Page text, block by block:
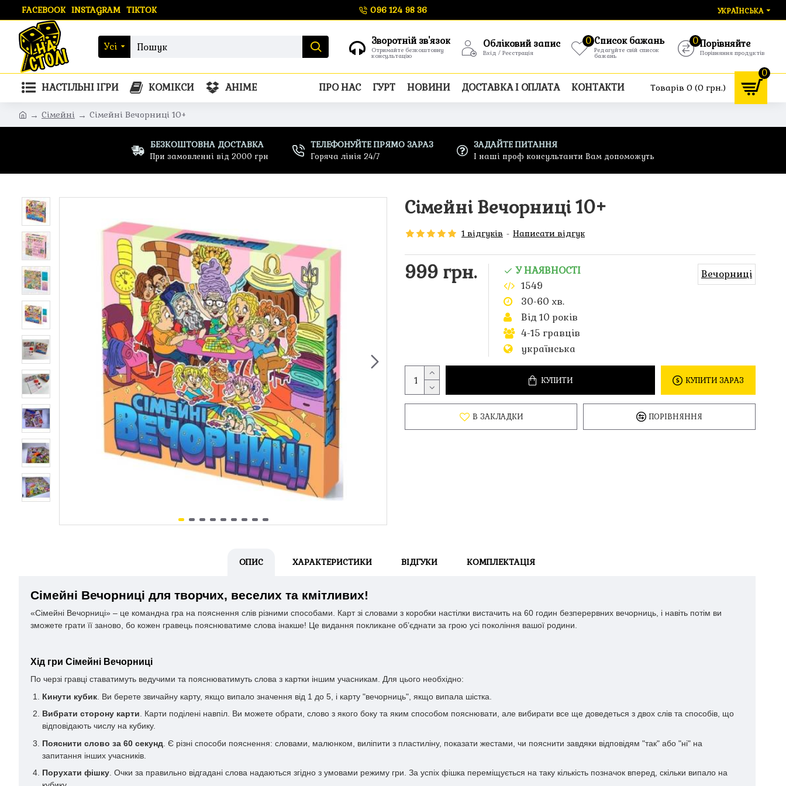
FACEBOOK INSTAGRAM TIKTOK 096 124 98 36 УКРАЇНСЬКА
Усі
Зворотній зв'язок
Отримайте безкоштовну
консультацію
Обліковий запис
Вхід / Реєстрація
Список бажань
Редагуйте свій список
бажань
0 Порівняйте
Порівняння продуктів
0
НАСТІЛЬНІ ІГРИ КОМІКСИ АНІМЕ ПРО НАС ГУРТ НОВИНИ ДОСТАВКА І ОПЛАТА КОНТАКТИ Товарів 0 (0 грн.)
0
Сімейні Сімейні Вечорниці 10+
БЕЗКОШТОВНА ДОСТАВКА
При замовленні від 2000 грн
ТЕЛЕФОНУЙТЕ ПРЯМО ЗАРАЗ
Горяча лінія 24/7
ЗАДАЙТЕ ПИТАННЯ
І наші проф консультанти Вам допоможуть
Сімейні Вечорниці 10+
1 відгуків - Написати відгук
999 грн.
У НАЯВНОСТІ
1549
30-60 хв.
Від 10 років
4-15 гравців
українська
Вечорниці
КУПИТИ КУПИТИ ЗАРАЗ
В ЗАКЛАДКИ ПОРІВНЯННЯ
ОПИС ХАРАКТЕРИСТИКИ ВІДГУКИ КОМПЛЕКТАЦІЯ
Сімейні Вечорниці для творчих, веселих та кмітливих!
«Сімейні Вечорниці» – це командна гра на пояснення слів різними способами. Карт зі словами з коробки настілки вистачить на 60 годин безперервних вечорниць, і навіть потім ви
зможете грати її заново, бо кожен гравець пояснюватиме слова інакше! Це видання покликане обʼєднати за грою усі покоління вашої родини.
Хід гри Сімейні Вечорниці
По черзі гравці ставатимуть ведучими та пояснюватимуть слова з картки іншим учасникам. Для цього необхідно:
Кинути кубик . Ви берете звичайну карту, якщо випало значення від 1 до 5, і карту "вечорниць", якщо випала шістка.
Вибрати сторону карти . Карти поділені навпіл. Ви можете обрати, слово з якого боку та яким способом пояснювати, але вибирати все ще доведеться з двох слів та способів, що
відповідають числу на кубику.
Пояснити слово за 60 секунд . Є різні способи пояснення: словами, малюнком, виліпити з пластиліну, показати жестами, чи пояснити завдяки відповідям "так" або "ні" на
запитання інших учасників.
Порухати фішку . Очки за правильно відгадані слова надаються згідно з умовами режиму гри. За успіх фішка переміщується на таку кількість позначок вперед, скільки випало на